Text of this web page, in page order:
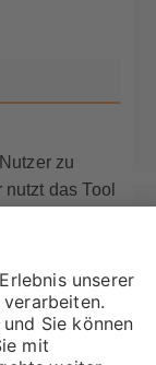
zu
das Tool
das
für deine
vom